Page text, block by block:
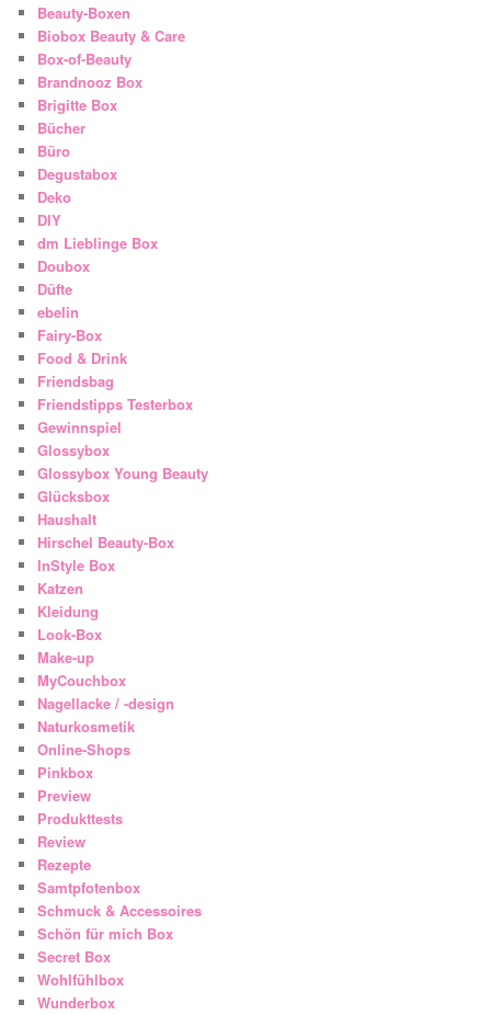
Beauty-Boxen
Biobox Beauty & Care
Box-of-Beauty
Brandnooz Box
Brigitte Box
Bücher
Büro
Degustabox
Deko
DIY
dm Lieblinge Box
Doubox
Düfte
ebelin
Fairy-Box
Food & Drink
Friendsbag
Friendstipps Testerbox
Gewinnspiel
Glossybox
Glossybox Young Beauty
Glücksbox
Haushalt
Hirschel Beauty-Box
InStyle Box
Katzen
Kleidung
Look-Box
Make-up
MyCouchbox
Nagellacke / -design
Naturkosmetik
Online-Shops
Pinkbox
Preview
Produkttests
Review
Rezepte
Samtpfotenbox
Schmuck & Accessoires
Schön für mich Box
Secret Box
Wohlfühlbox
Wunderbox